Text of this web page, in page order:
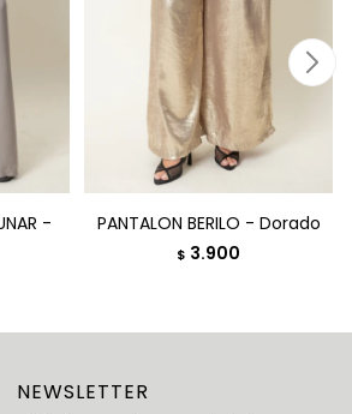
-
PANTALON BERILO - Dorado
$ 3.900
NEWSLETTER